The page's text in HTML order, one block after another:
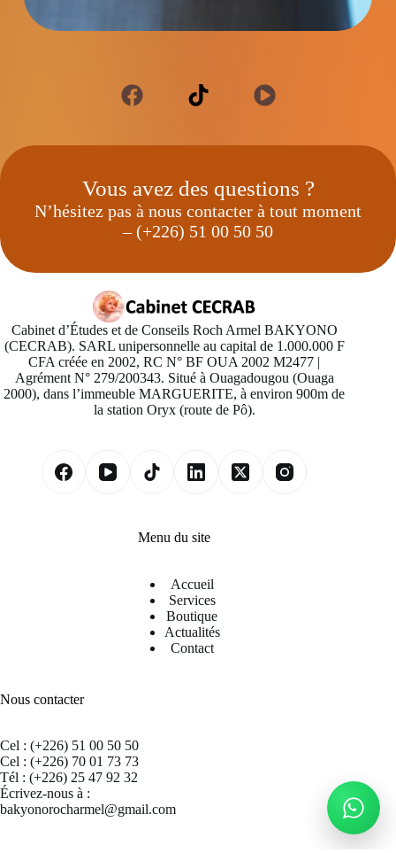
Vous avez des questions ?
N’hésitez pas à nous contacter à tout moment
– (+226) 51 00 50 50
Cabinet d’Études et de Conseils Roch Armel BAKYONO
(CECRAB). SARL unipersonnelle au capital de 1.000.000 F
CFA créée en 2002, RC N° BF OUA 2002 M2477 |
Agrément N° 279/200343. Situé à Ouagadougou (Ouaga
2000), dans l’immeuble MARGUERITE, à environ 900m de
la station Oryx (route de Pô).
Menu du site
Accueil
Services
Boutique
Actualités
Contact
Nous contacter
Cel : (+226) 51 00 50 50
Cel : (+226) 70 01 73 73
Tél : (+226) 25 47 92 32
Écrivez-nous à :
bakyonorocharmel@gmail.com